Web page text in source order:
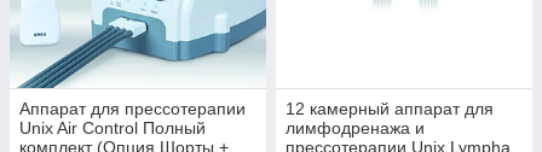
Аппарат для прессотерапии
Unix Air Control Полный
комплект (Опция Шорты +
12 камерный аппарат для
лимфодренажа и
прессотерапии Unix Lympha